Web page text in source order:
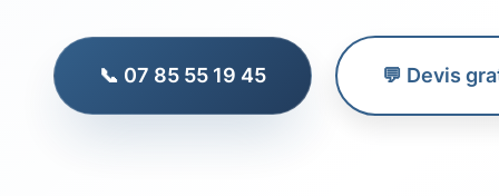
📞 07 85 55 19 45 💬 Devis